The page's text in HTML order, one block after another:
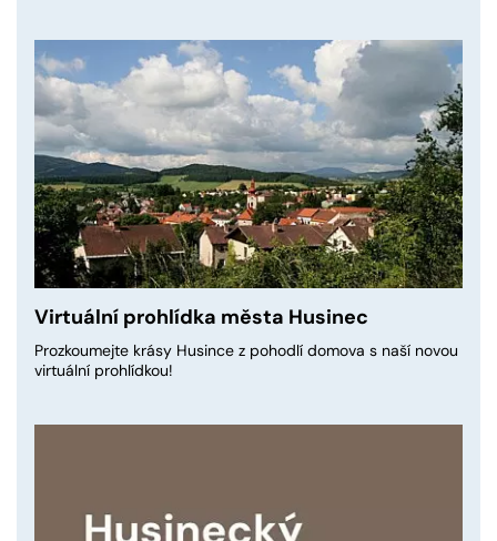
Virtuální prohlídka města Husinec
Prozkoumejte krásy Husince z pohodlí domova s naší novou
virtuální prohlídkou!